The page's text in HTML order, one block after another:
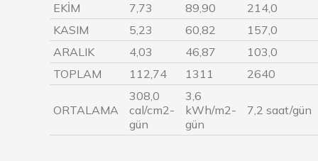
EKİM
7,73 89,90
214,0
KASIM
5,23 60,82
157,0
ARALIK
4,03 46,87
103,0
TOPLAM
112,74 1311 2640
ORTALAMA
308,0
cal/cm2-
gün
3,6
kWh/m2-
gün
7,2 saat/gün